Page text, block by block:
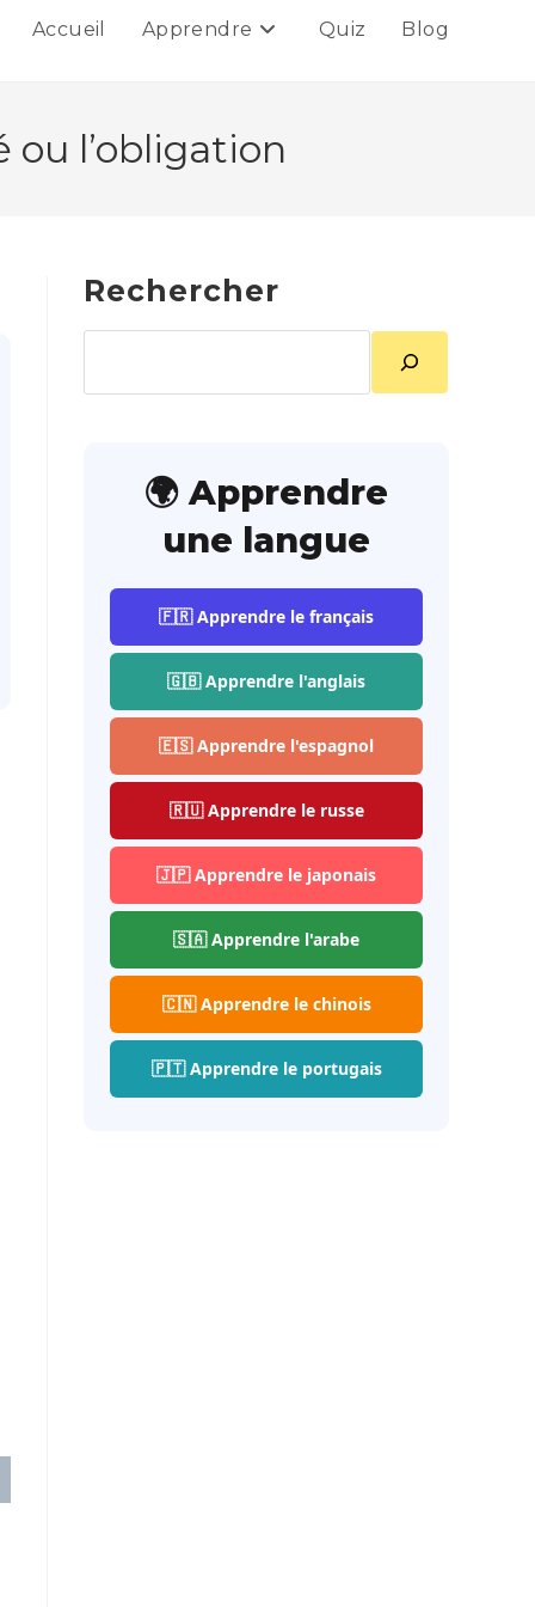
Accueil Apprendre Quiz Blog
ou l’obligation
Rechercher
🌍 Apprendre
une langue
🇫🇷 Apprendre le français
🇬🇧 Apprendre l'anglais
🇪🇸 Apprendre l'espagnol
🇷🇺 Apprendre le russe
🇯🇵 Apprendre le japonais
🇸🇦 Apprendre l'arabe
🇨🇳 Apprendre le chinois
🇵🇹 Apprendre le portugais